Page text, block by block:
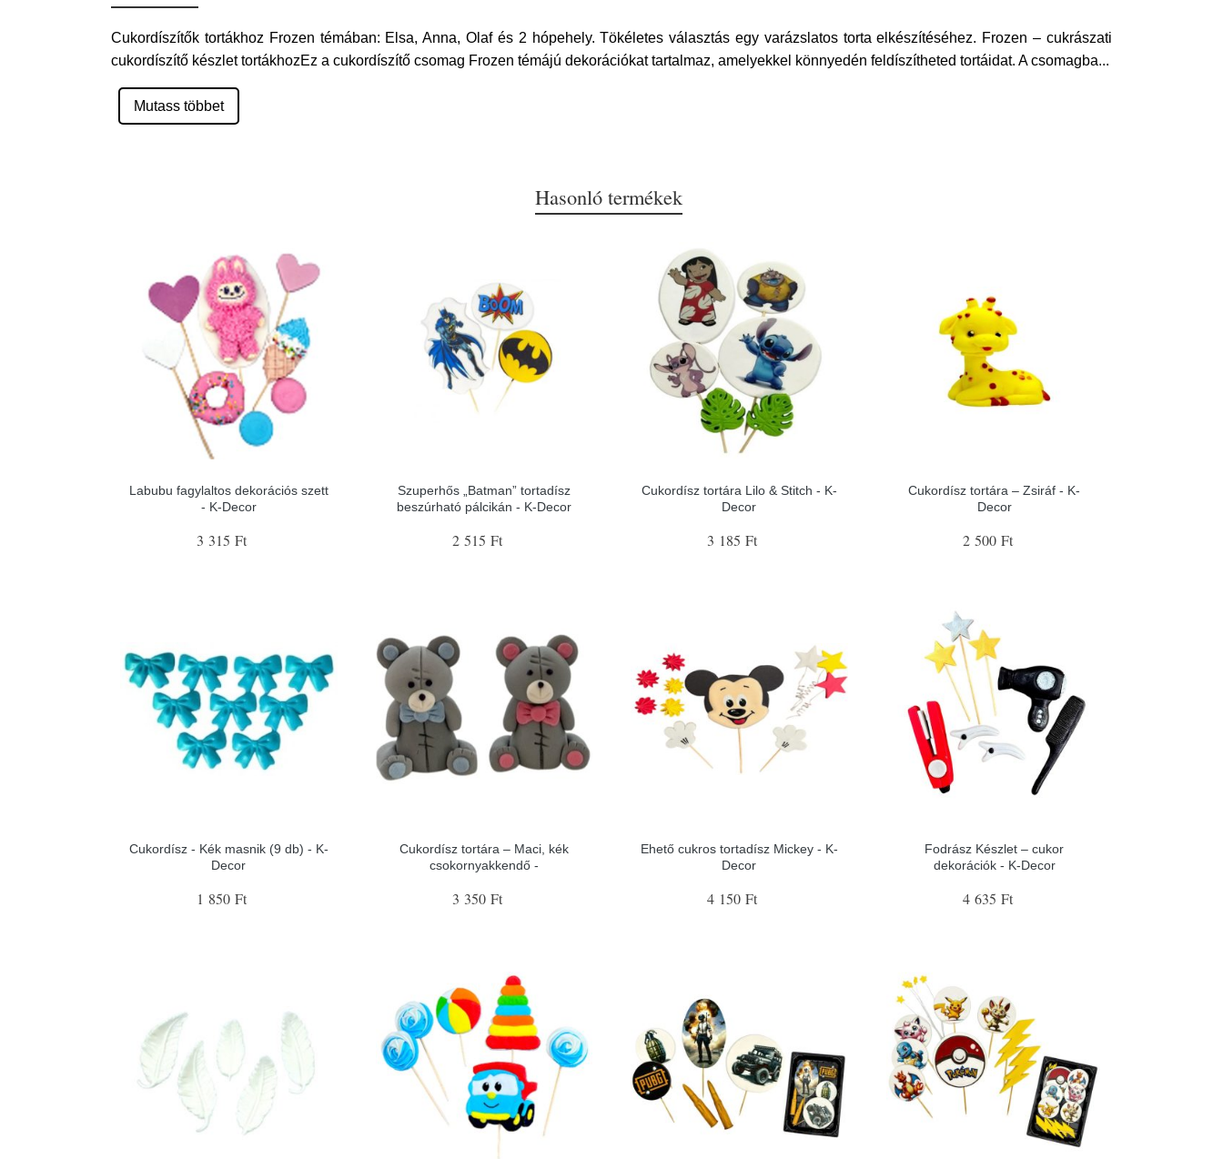
Cukordíszítők tortákhoz Frozen témában: Elsa, Anna, Olaf és 2 hópehely. Tökéletes választás egy varázslatos torta elkészítéséhez. Frozen – cukrászati
cukordíszítő készlet tortákhozEz a cukordíszítő csomag Frozen témájú dekorációkat tartalmaz, amelyekkel könnyedén feldíszítheted tortáidat. A csomagba...
Mutass többet
Hasonló termékek
Labubu fagylaltos dekorációs szett
- K-Decor
3 315 Ft
Szuperhős „Batman” tortadísz
beszúrható pálcikán - K-Decor
2 515 Ft
Cukordísz tortára Lilo & Stitch - K-
Decor
3 185 Ft
Cukordísz tortára – Zsiráf - K-
Decor
2 500 Ft
Cukordísz - Kék masnik (9 db) - K-
Decor
1 850 Ft
Cukordísz tortára – Maci, kék
csokornyakkendő -
3 350 Ft
Ehető cukros tortadísz Mickey - K-
Decor
4 150 Ft
Fodrász Készlet – cukor
dekorációk - K-Decor
4 635 Ft